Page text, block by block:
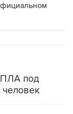
под
человек